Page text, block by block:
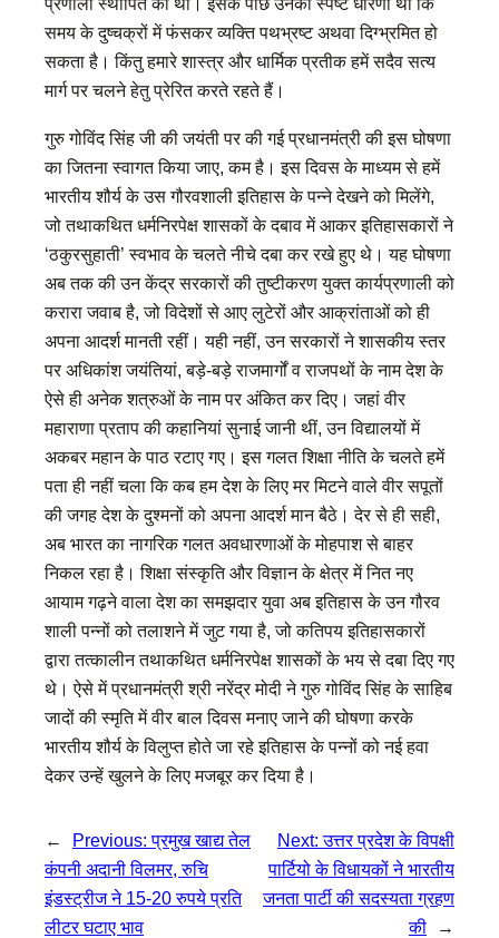
समय के दुष्चक्रों में फंसकर व्यक्ति पथभ्रष्ट अथवा दिग्भ्रमित हो
सकता है। किंतु हमारे शास्त्र और धार्मिक प्रतीक हमें सदैव सत्य
मार्ग पर चलने हेतु प्रेरित करते रहते हैं।
गुरु गोविंद सिंह जी की जयंती पर की गई प्रधानमंत्री की इस घोषणा
का जितना स्वागत किया जाए, कम है। इस दिवस के माध्यम से हमें
भारतीय शौर्य के उस गौरवशाली इतिहास के पन्ने देखने को मिलेंगे,
जो तथाकथित धर्मनिरपेक्ष शासकों के दबाव में आकर इतिहासकारों ने
‘ठकुरसुहाती’ स्वभाव के चलते नीचे दबा कर रखे हुए थे। यह घोषणा
अब तक की उन केंद्र सरकारों की तुष्टीकरण युक्त कार्यप्रणाली को
करारा जवाब है, जो विदेशों से आए लुटेरों और आक्रांताओं को ही
अपना आदर्श मानती रहीं। यही नहीं, उन सरकारों ने शासकीय स्तर
पर अधिकांश जयंतियां, बड़े-बड़े राजमार्गों व राजपथों के नाम देश के
ऐसे ही अनेक शत्रुओं के नाम पर अंकित कर दिए। जहां वीर
महाराणा प्रताप की कहानियां सुनाई जानी थीं, उन विद्यालयों में
अकबर महान के पाठ रटाए गए। इस गलत शिक्षा नीति के चलते हमें
पता ही नहीं चला कि कब हम देश के लिए मर मिटने वाले वीर सपूतों
की जगह देश के दुश्मनों को अपना आदर्श मान बैठे। देर से ही सही,
अब भारत का नागरिक गलत अवधारणाओं के मोहपाश से बाहर
निकल रहा है। शिक्षा संस्कृति और विज्ञान के क्षेत्र में नित नए
आयाम गढ़ने वाला देश का समझदार युवा अब इतिहास के उन गौरव
शाली पन्नों को तलाशने में जुट गया है, जो कतिपय इतिहासकारों
द्वारा तत्कालीन तथाकथित धर्मनिरपेक्ष शासकों के भय से दबा दिए गए
थे। ऐसे में प्रधानमंत्री श्री नरेंद्र मोदी ने गुरु गोविंद सिंह के साहिब
जादों की स्मृति में वीर बाल दिवस मनाए जाने की घोषणा करके
भारतीय शौर्य के विलुप्त होते जा रहे इतिहास के पन्नों को नई हवा
देकर उन्हें खुलने के लिए मजबूर कर दिया है।
← Previous:प्रमुख खाद्य तेल
कंपनी अदानी विलमर, रुचि
इंडस्ट्रीज ने 15-20 रुपये प्रति
लीटर घटाए भाव
Next:उत्तर प्रदेश के विपक्षी
पार्टियो के विधायकों ने भारतीय
जनता पार्टी की सदस्यता ग्रहण
की
→